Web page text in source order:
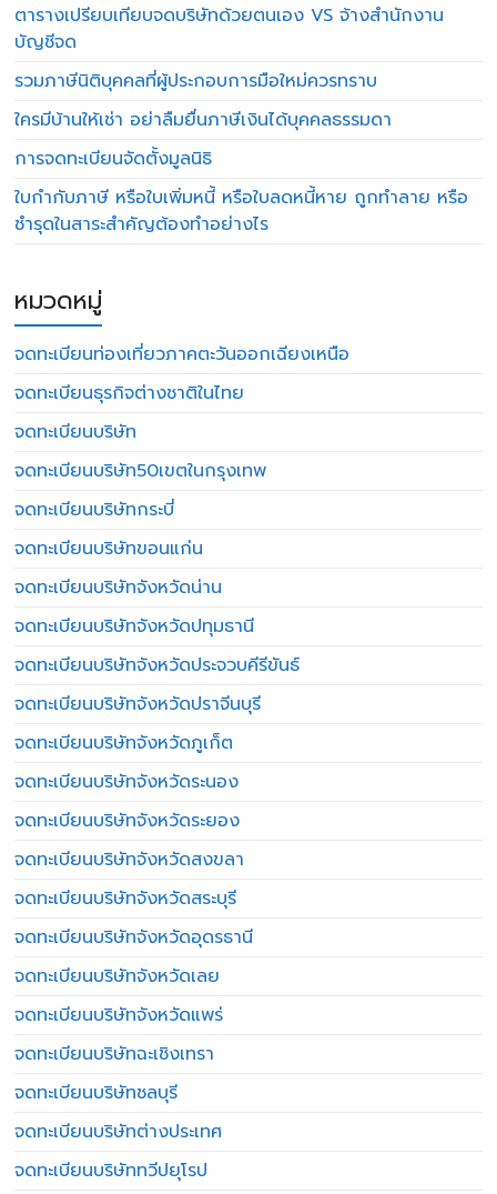
ตารางเปรียบเทียบจดบริษัทด้วยตนเอง VS จ้างสำนักงาน
บัญชีจด
รวมภาษีนิติบุคคลที่ผู้ประกอบการมือใหม่ควรทราบ
ใครมีบ้านให้เช่า อย่าลืมยื่นภาษีเงินได้บุคคลธรรมดา
การจดทะเบียนจัดตั้งมูลนิธิ
ใบกำกับภาษี หรือใบเพิ่มหนี้ หรือใบลดหนี้หาย ถูกทำลาย หรือ
ชำรุดในสาระสำคัญต้องทำอย่างไร
หมวดหมู่
จดทะเบียนท่องเที่ยวภาคตะวันออกเฉียงเหนือ
จดทะเบียนธุรกิจต่างชาติในไทย
จดทะเบียนบริษัท
จดทะเบียนบริษัท50เขตในกรุงเทพ
จดทะเบียนบริษัทกระบี่
จดทะเบียนบริษัทขอนแก่น
จดทะเบียนบริษัทจังหวัดน่าน
จดทะเบียนบริษัทจังหวัดปทุมธานี
จดทะเบียนบริษัทจังหวัดประจวบคีรีขันธ์
จดทะเบียนบริษัทจังหวัดปราจีนบุรี
จดทะเบียนบริษัทจังหวัดภูเก็ต
จดทะเบียนบริษัทจังหวัดระนอง
จดทะเบียนบริษัทจังหวัดระยอง
จดทะเบียนบริษัทจังหวัดสงขลา
จดทะเบียนบริษัทจังหวัดสระบุรี
จดทะเบียนบริษัทจังหวัดอุดรธานี
จดทะเบียนบริษัทจังหวัดเลย
จดทะเบียนบริษัทจังหวัดแพร่
จดทะเบียนบริษัทฉะเชิงเทรา
จดทะเบียนบริษัทชลบุรี
จดทะเบียนบริษัทต่างประเทศ
จดทะเบียนบริษัททวีปยุโรป